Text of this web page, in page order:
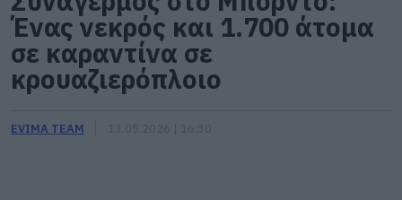
Ένας νεκρός και 1.700 άτομα
σε καραντίνα σε
κρουαζιερόπλοιο
EVIMA TEAM